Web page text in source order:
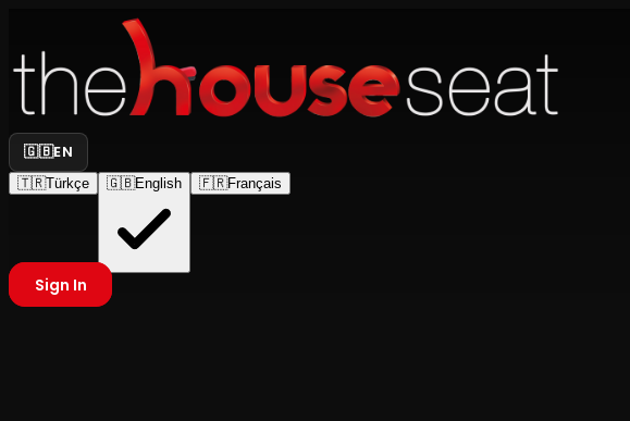
🇬🇧EN
🇹🇷Türkçe 🇬🇧English 🇫🇷Français
Sign In